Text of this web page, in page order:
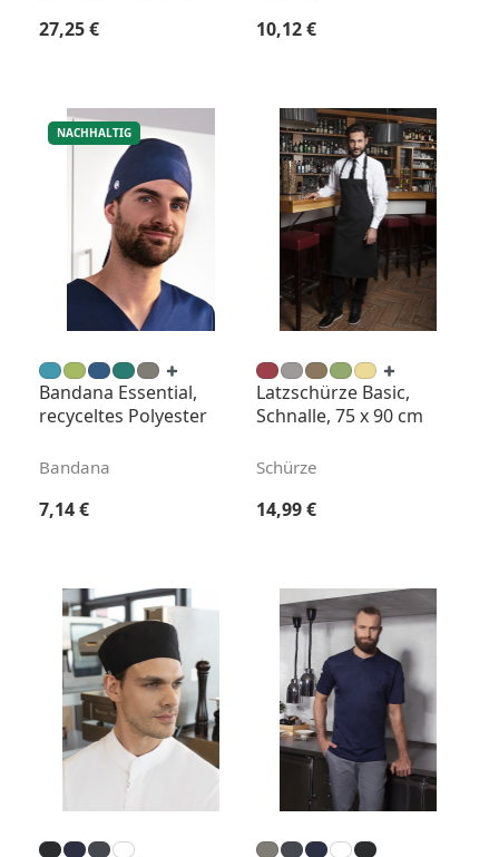
Regulärer Preis:
27,25 € Regulärer Preis:
10,12 €
NACHHALTIG
Bandana Essential,
recyceltes Polyester
Bandana
Regulärer Preis:
7,14 €
Latzschürze Basic,
Schnalle, 75 x 90 cm
Schürze
Regulärer Preis:
14,99 €